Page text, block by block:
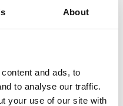
About
and ads, to
to analyse our traffic.
your use of our site with
KM